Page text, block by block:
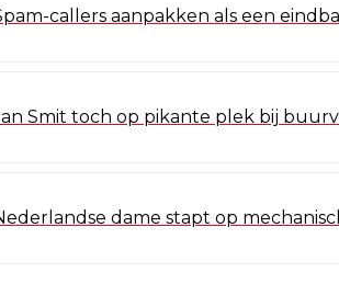
callers aanpakken als een
Smit toch op pikante plek bij
dame stapt op